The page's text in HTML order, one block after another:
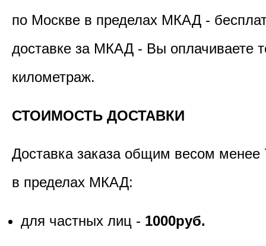
по Москве в пределах МКАД -
доставке за МКАД - Вы оплачиваете
километраж.
СТОИМОСТЬ ДОСТАВКИ
Доставка заказа общим весом менее
в пределах МКАД:
для частных лиц - 1000руб.